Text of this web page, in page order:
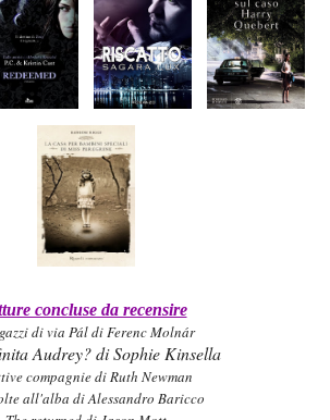
concluse da recensire
di via Pál di Ferenc Molnár
Audrey? di Sophie Kinsella
compagnie di Ruth Newman
all'alba di Alessandro Baricco